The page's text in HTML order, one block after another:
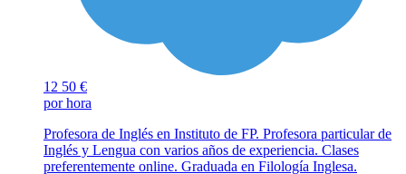
12 50 €
por hora
Profesora de Inglés en Instituto de FP. Profesora particular de
Inglés y Lengua con varios años de experiencia. Clases
preferentemente online. Graduada en Filología Inglesa.